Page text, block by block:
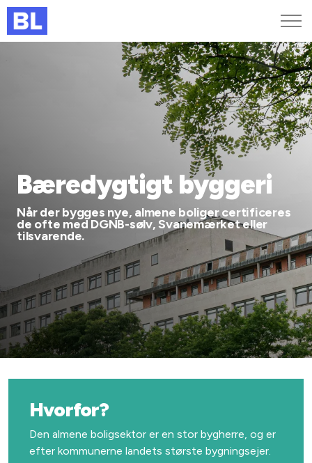
Bæredygtigt byggeri
Når der bygges nye, almene boliger certificeres
de ofte med DGNB-sølv, Svanemærket eller
tilsvarende.
Hvorfor?
Den almene boligsektor er en stor bygherre, og er
efter kommunerne landets største bygningsejer.